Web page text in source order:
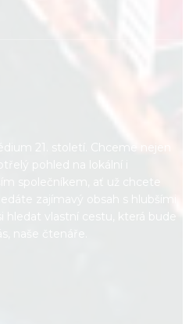
21. století. Chceme nejen
pohled na lokální i
společníkem, ať už chcete
zajímavý obsah s hlubšími
hledat vlastní cestu, která bude
naše čtenáře.